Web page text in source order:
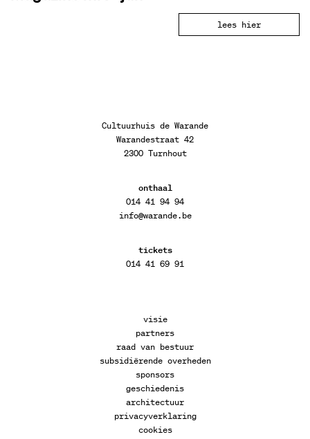
lees hier
Cultuurhuis de Warande
Warandestraat 42
2300 Turnhout
onthaal
014 41 94 94
info@warande.be
tickets
014 41 69 91
visie
partners
raad van bestuur
subsidiërende overheden
sponsors
geschiedenis
architectuur
privacyverklaring
cookies